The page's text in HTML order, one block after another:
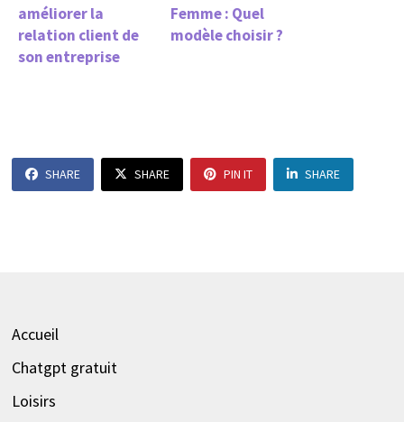
améliorer la
relation client de
son entreprise
Femme : Quel
modèle choisir ?
SHARE SHARE PIN IT SHARE
Accueil
Chatgpt gratuit
Loisirs